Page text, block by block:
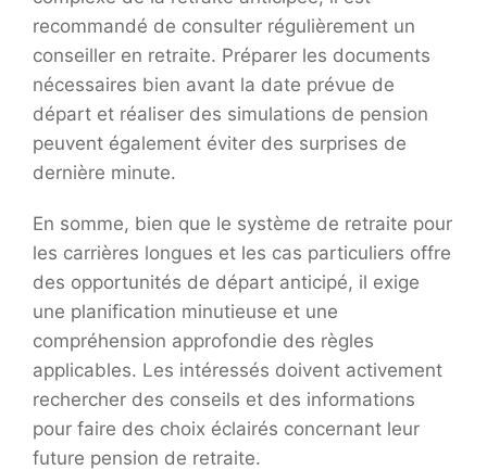
recommandé de consulter régulièrement un
conseiller en retraite. Préparer les documents
nécessaires bien avant la date prévue de
départ et réaliser des simulations de pension
peuvent également éviter des surprises de
dernière minute.
En somme, bien que le système de retraite pour
les carrières longues et les cas particuliers offre
des opportunités de départ anticipé, il exige
une planification minutieuse et une
compréhension approfondie des règles
applicables. Les intéressés doivent activement
rechercher des conseils et des informations
pour faire des choix éclairés concernant leur
future pension de retraite.